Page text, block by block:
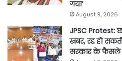
गया’
August 9, 2026
JPSC Protest:
खबर, रद्द हो
सरकार के फैसले